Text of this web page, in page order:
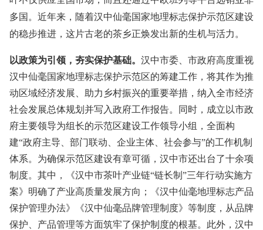
多国。近年来，随着汉中仙毫国家地理标志保护示范区建设
的稳步推进，这片古老的茶乡正焕发出新的生机与活力。
以政策为引领，夯实保护基础。 汉中市委、市政府高度重视
汉中仙毫国家地理标志保护示范区的筹建工作，将其作为推
动区域经济发展、助力乡村振兴的重要举措，纳入全市经济
社会发展总体规划并写入政府工作报告。同时，成立以市政
府主要领导为组长的示范区建设工作领导小组，全面构
建“政府主导、部门联动、企业主体、社会参与”的工作机制
体系。为确保示范区建设有章可循，汉中市还出台了十余项
制度。其中，《汉中市茶叶产业链“链长制”三年行动实施方
案》明确了产业高质量发展方向；《汉中仙毫地理标志产品
保护管理办法》《汉中仙毫品牌管理制度》等制度，从品牌
保护、产品管理等方面筑牢了保护制度的根基。此外，汉中